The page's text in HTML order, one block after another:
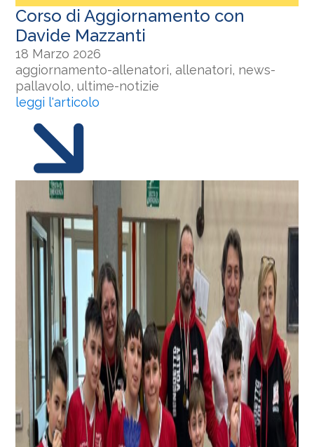
Corso di Aggiornamento con
Davide Mazzanti
18 Marzo 2026
aggiornamento-allenatori, allenatori, news-
pallavolo, ultime-notizie
leggi l'articolo